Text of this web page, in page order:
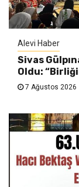
Alevi Haber
Sivas
Oldu:
7 Ağustos 2026